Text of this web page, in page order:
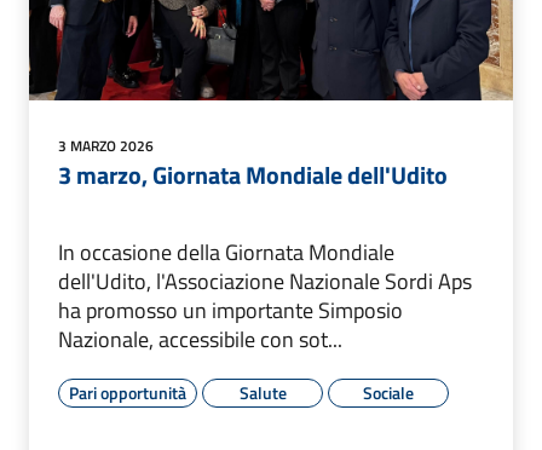
3 MARZO 2026
3 marzo, Giornata Mondiale dell'Udito
In occasione della Giornata Mondiale
dell'Udito, l'Associazione Nazionale Sordi Aps
ha promosso un importante Simposio
Nazionale, accessibile con sot...
Pari opportunità Salute Sociale